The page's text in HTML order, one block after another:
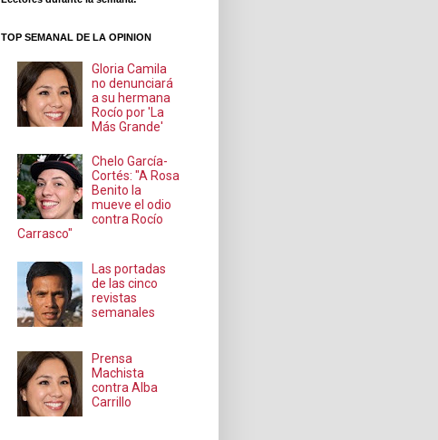
TOP SEMANAL DE LA OPINION
Gloria Camila
no denunciará
a su hermana
Rocío por 'La
Más Grande'
Chelo García-
Cortés: "A Rosa
Benito la
mueve el odio
contra Rocío
Carrasco"
Las portadas
de las cinco
revistas
semanales
Prensa
Machista
contra Alba
Carrillo